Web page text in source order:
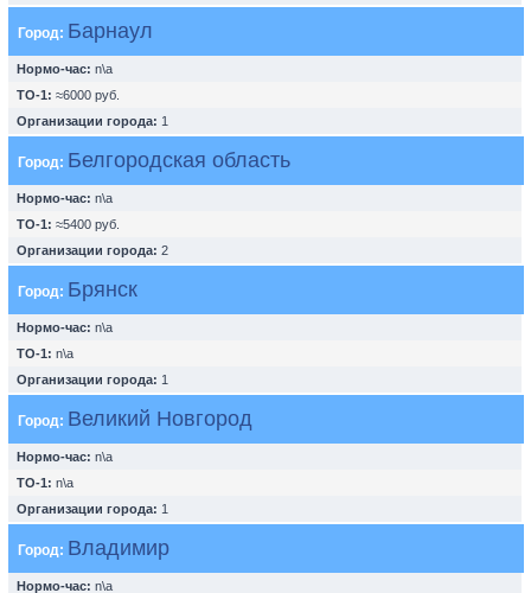
Город: Барнаул
Нормо-час: n\a
ТО-1: ≈6000 руб.
Организации города: 1
Город: Белгородская область
Нормо-час: n\a
ТО-1: ≈5400 руб.
Организации города: 2
Город: Брянск
Нормо-час: n\a
ТО-1: n\a
Организации города: 1
Город: Великий Новгород
Нормо-час: n\a
ТО-1: n\a
Организации города: 1
Город: Владимир
Нормо-час: n\a